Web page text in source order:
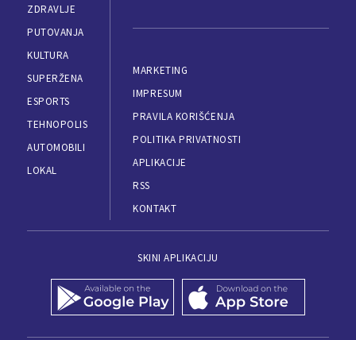
ZDRAVLJE
PUTOVANJA
KULTURA
SUPERŽENA
ESPORTS
TEHNOPOLIS
AUTOMOBILI
LOKAL
MARKETING
IMPRESUM
PRAVILA KORIŠĆENJA
POLITIKA PRIVATNOSTI
APLIKACIJE
RSS
KONTAKT
SKINI APLIKACIJU